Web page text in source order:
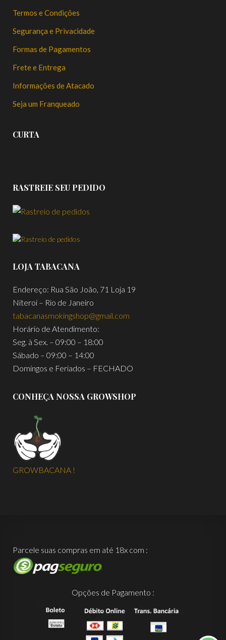
Termos e Condições
Segurança e Privacidade
Formas de Pagamentos
Frete e Entrega
Informações de Atacado
Seja um Franqueado
CURTA
RASTREIE SEU PEDIDO
LOJA TABACANA
Endereço: Rua São João, 71 Loja 19
Niteroi – Rio de Janeiro
tabacanasmokingshop@gmail.com
Horário de Atendimento:
Seg. à Sex. – 09:00 – 18:00
Sábado – 09:00 – 14:00
Domingos e Feriados – FECHADO
CONHEÇA NOSSA GROWSHOP
GROWBACANA !
Parcele suas compras em até 18x com :
Opções de Pagamento :